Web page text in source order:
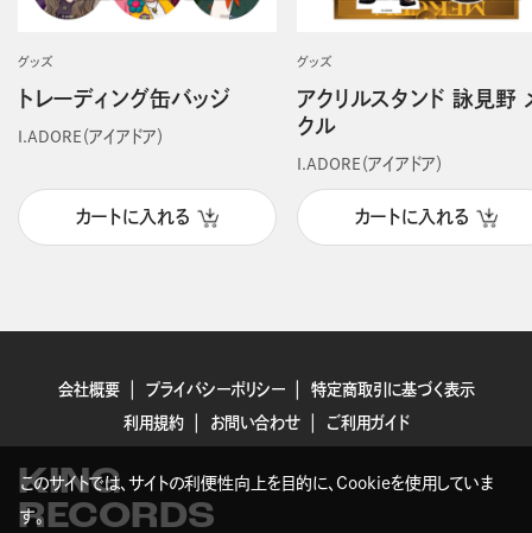
グッズ
トレーディング缶バッジ
I.ADORE（アイアドア）
カートに入れる
グッズ
アクリルスタンド 詠見野
クル
I.ADORE（アイアドア）
カートに入れる
会社概要 プライバシーポリシー
特定商取引に基づく表示
利用規約
お問い合わせ ご利用ガイド
KING
RECORDS
このサイトでは、サイトの利便性向上を目的に、Cookieを使用していま
す。